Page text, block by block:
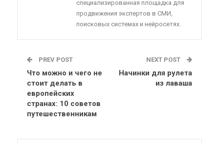
специализированная площадка для
продвижения экспертов в СМИ,
поисковых системах и нейросетях.
PREV POST
Что можно и чего не
стоит делать в
европейских
странах: 10 советов
путешественникам
NEXT POST
Начинки для рулета
из лаваша